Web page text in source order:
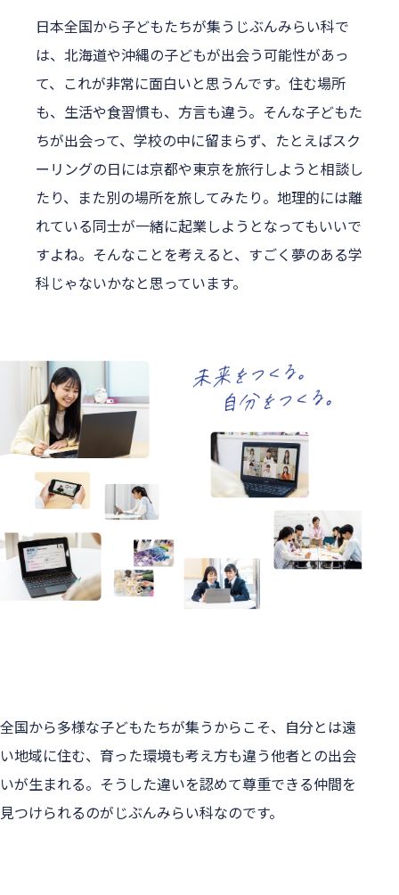
日本全国から子どもたちが集うじぶんみらい科で
は、北海道や沖縄の子どもが出会う可能性があっ
て、これが非常に面白いと思うんです。住む場所
も、生活や食習慣も、方言も違う。そんな子どもた
ちが出会って、学校の中に留まらず、たとえばスク
ーリングの日には京都や東京を旅行しようと相談し
たり、また別の場所を旅してみたり。地理的には離
れている同士が一緒に起業しようとなってもいいで
すよね。そんなことを考えると、すごく夢のある学
科じゃないかなと思っています。
全国から多様な子どもたちが集うからこそ、自分とは遠
い地域に住む、育った環境も考え方も違う他者との出会
いが生まれる。そうした違いを認めて尊重できる仲間を
見つけられるのがじぶんみらい科なのです。